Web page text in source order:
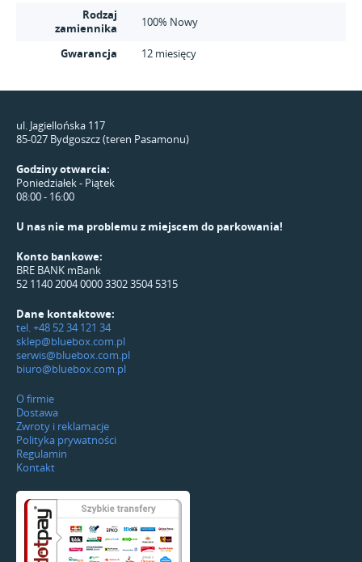
Rodzaj
zamiennika
100% Nowy
Gwarancja 12 miesięcy
ul. Jagiellońska 117
85-027 Bydgoszcz (teren Pasamonu)
Godziny otwarcia:
Poniedziałek - Piątek
08:00 - 16:00
U nas nie ma problemu z miejscem do parkowania!
Konto bankowe:
BRE BANK mBank
52 1140 2004 0000 3302 3504 5315
Dane kontaktowe:
tel. +48 52 34 121 34
sklep@bluebox.com.pl
serwis@bluebox.com.pl
biuro@bluebox.com.pl
O firmie
Dostawa
Zwroty i reklamacje
Polityka prywatności
Regulamin
Kontakt